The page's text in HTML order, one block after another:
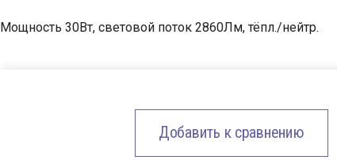
Мощность 30Вт, световой поток 2860Лм, тёпл./нейтр.
Добавить к сравнению